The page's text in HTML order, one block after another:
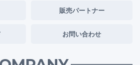
販売パートナー
お問い合わせ